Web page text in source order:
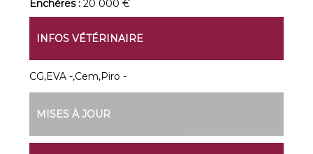
Enchères :20 000 €
INFOS VÉTÉRINAIRE
CG,EVA -,Cem,Piro -
MISES À JOUR